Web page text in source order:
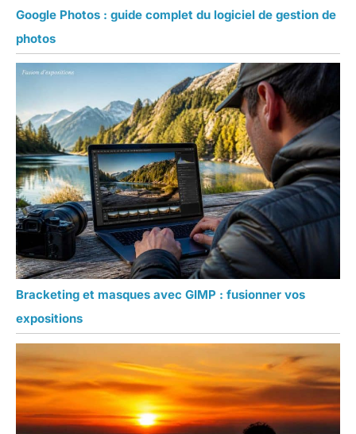
Google Photos : guide complet du logiciel de gestion de
photos
Bracketing et masques avec GIMP : fusionner vos
expositions